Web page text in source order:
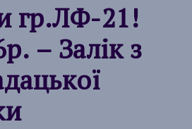
гр.ЛФ-21!
– Залік з